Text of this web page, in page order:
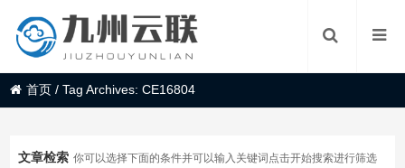
首页 /Tag Archives: CE16804
文章检索 你可以选择下面的条件并可以输入关键词点击开始搜索进行筛选